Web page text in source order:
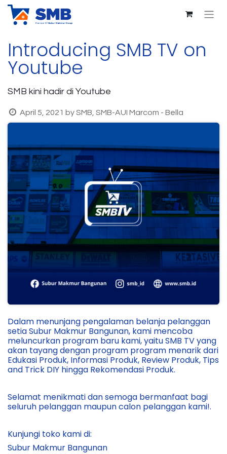
Introducing SMB TV on
Youtube
SMB kini hadir di Youtube
April 5, 2021 bySMB, SMB-AUI Marcom - Bella
Dalam menunjang pengalaman belanja pelanggan
setia Subur Makmur Bangunan, kami mencoba
meluncurkan program baru kami, yaitu SMB TV yang
akan tayang dengan program program menarik dari
Edukasi Produk, Informasi Produk, Review Produk, Tips
and Trick DIY hingga Rekomendasi Produk.
Selamat menikmati dan semoga bermanfaat bagi
seluruh pelanggan maupun calon pelanggan kami!.
Kunjungi toko kami di:
Subur Makmur Bangunan